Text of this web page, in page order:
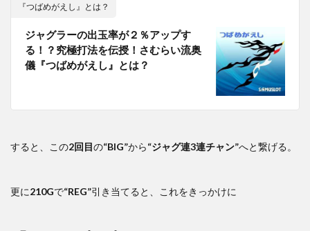
『つばめがえし』とは？
ジャグラーの出玉率が２％アップす
る！？究極打法を伝授！さむらい流奥
儀『つばめがえし』とは？
すると、この2回目の“BIG”から“ジャグ連3連チャン”へと繋げる。
更に210Gで“REG”引き当てると、これをきっかけに